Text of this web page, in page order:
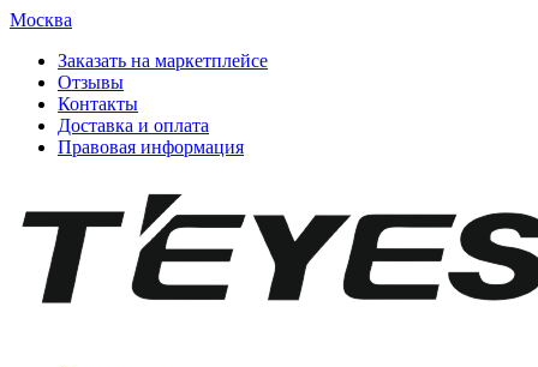
Москва
Заказать на маркетплейсе
Отзывы
Контакты
Доставка и оплата
Правовая информация